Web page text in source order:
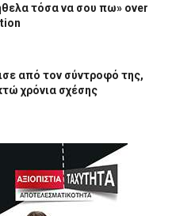
τόσα να σου πω» over
από τον σύντροφό της,
χρόνια σχέσης